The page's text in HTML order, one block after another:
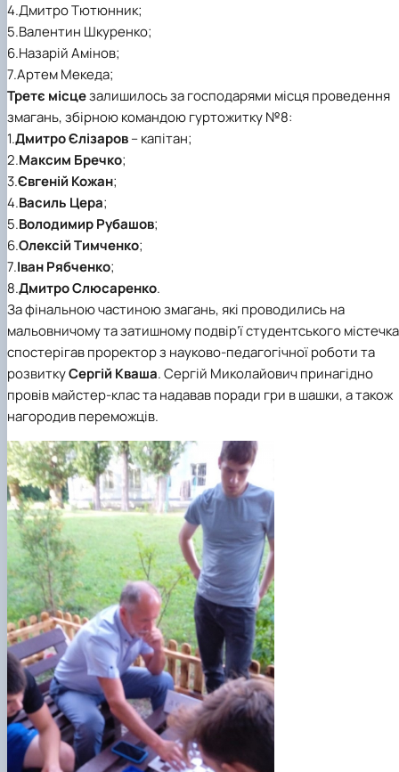
4.Дмитро Тютюнник;
5.Валентин Шкуренко;
6.Назарій Амінов;
7.Артем Мекеда;
Третє місцезалишилось за господарями місця проведення
змагань, збірною командою гуртожитку №8:
1.Дмитро Єлізаров– капітан;
2.Максим Бречко;
3.Євгеній Кожан;
4.Василь Цера;
5.Володимир Рубашов;
6.Олексій Тимченко;
7.Іван Рябченко;
8.Дмитро Слюсаренко.
За фінальною частиною змагань, які проводились на
мальовничому та затишному подвір’ї студентського
спостерігав проректор з науково-педагогічної роботи та
розвиткуСергій Кваша. Сергій Миколайович принагідно
провів майстер-клас та надавав поради гри в шашки, а також
нагородив переможців.